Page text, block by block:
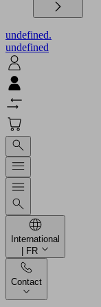
undefined.
undefined
International
| FR
Contact